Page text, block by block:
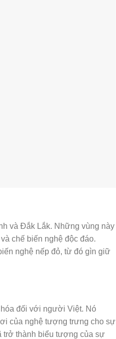
và Đắk Lắk. Những vùng này
chế biến nghệ độc đáo.
nghệ nếp đỏ, từ đó gìn giữ
đối với người Việt. Nó
của nghệ tượng trưng cho sự
trở thành biểu tượng của sự